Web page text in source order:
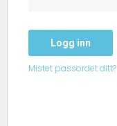
Logg inn
Mistet passordet ditt?